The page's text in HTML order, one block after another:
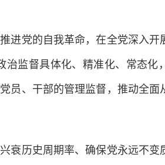
党的自我革命，在全党深入开
监督具体化、精准化、常态化
员、干部的管理监督，推动全面
历史周期率、确保党永远不变